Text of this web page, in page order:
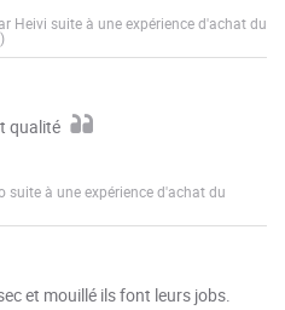
Heivi suite à une expérience d'achat du
qualité
à une expérience d'achat du
et mouillé ils font leurs jobs.